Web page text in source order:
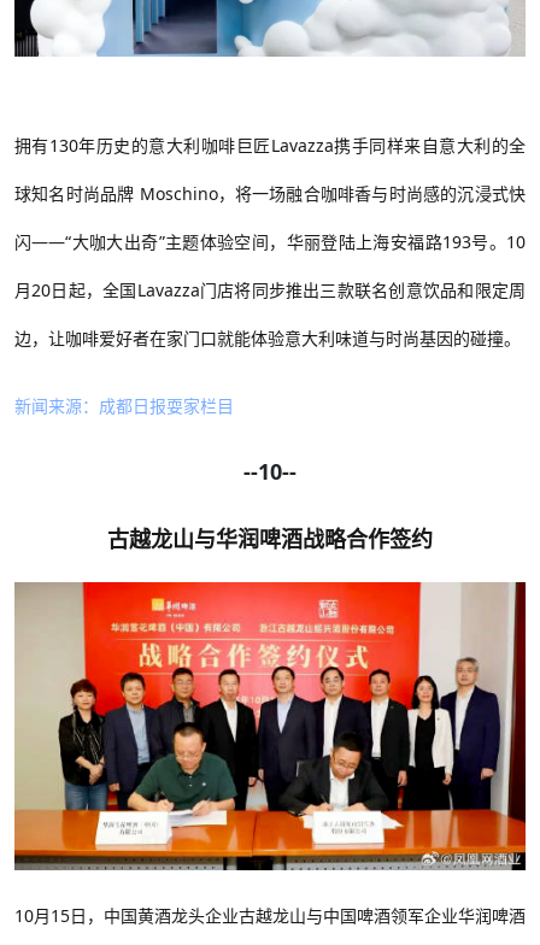
拥有130年历史的意大利咖啡巨匠Lavazza携手同样来自意大利的全
球知名时尚品牌 Moschino，将一场融合咖啡香与时尚感的沉浸式快
闪——“大咖大出奇”主题体验空间，华丽登陆上海安福路193号。10
月20日起，全国Lavazza门店将同步推出三款联名创意饮品和限定周
边，让咖啡爱好者在家门口就能体验意大利味道与时尚基因的碰撞。
新闻来源：成都日报耍家栏目
--10--
古越龙山与华润啤酒战略合作签约
10月15日，中国黄酒龙头企业古越龙山与中国啤酒领军企业华润啤酒